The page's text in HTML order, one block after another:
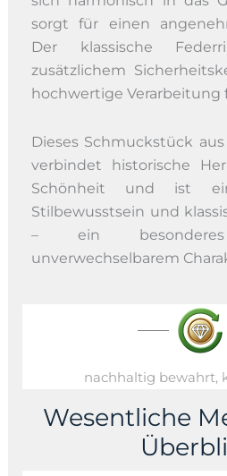
sorgt für einen
Der klassische
zusätzlichem
hochwertige Verarbeitung
Dieses Schmuckstück
verbindet historische
Schönheit und ist
Stilbewusstsein und
– ein
unverwechselbarem
nachhaltig bewahrt,
Wesentliche